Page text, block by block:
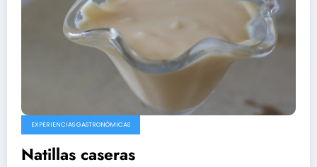
EXPERIENCIAS GASTRONÓMICAS
Natillas caseras